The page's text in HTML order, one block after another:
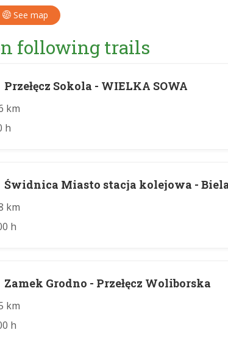
See map
following trails
Przełęcz Sokola - WIELKA SOWA
km
h
Świdnica Miasto stacja kolejowa -
km
h
Zamek Grodno - Przełęcz Woliborska
km
h